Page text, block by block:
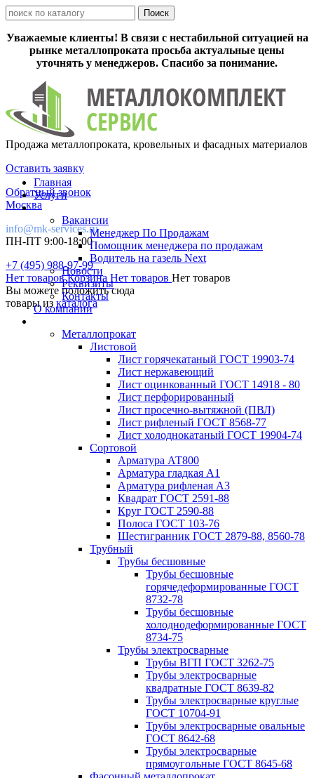
Уважаемые клиенты! В связи с нестабильной ситуацией на
рынке металлопроката просьба актуальные цены
уточнять у менеджеров. Спасибо за понимание.
Продажа металлопроката, кровельных и фасадных материалов
Оставить заявку
Обратный звонок
Москва
info@mk-services.ru
ПН-ПТ 9:00-18:00
+7 (495) 988-97-99
Нет товаровКорзина Нет товаров Нет товаров
Вы можете положить сюда
товары из каталога
Главная
Услуги
Вакансии
Менеджер По Продажам
Помощник менеджера по продажам
Водитель на газель Next
Новости
Реквизиты
Контакты
О компании
Металлопрокат
Листовой
Лист горячекатаный ГОСТ 19903-74
Лист нержавеющий
Лист оцинкованный ГОСТ 14918 - 80
Лист перфорированный
Лист просечно-вытяжной (ПВЛ)
Лист рифленый ГОСТ 8568-77
Лист холоднокатаный ГОСТ 19904-74
Сортовой
Арматура АТ800
Арматура гладкая А1
Арматура рифленая А3
Квадрат ГОСТ 2591-88
Круг ГОСТ 2590-88
Полоса ГОСТ 103-76
Шестигранник ГОСТ 2879-88, 8560-78
Трубный
Трубы бесшовные
Трубы бесшовные
горячедеформированные ГОСТ
8732-78
Трубы бесшовные
холоднодеформированные ГОСТ
8734-75
Трубы электросварные
Трубы ВГП ГОСТ 3262-75
Трубы электросварные
квадратные ГОСТ 8639-82
Трубы электросварные круглые
ГОСТ 10704-91
Трубы электросварные овальные
ГОСТ 8642-68
Трубы электросварные
прямоугольные ГОСТ 8645-68